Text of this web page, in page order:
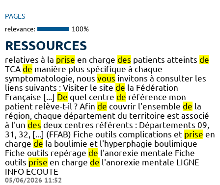
PAGES
relevance: 100%
RESSOURCES
relatives à la prise en charge des patients atteints de
TCA de manière plus spécifique à chaque
symptomatologie, nous vous invitons à consulter les
liens suivants : Visiter le site de la Fédération
Française [...] De quel centre de référence mon
patient relève-t-il ? Afin de couvrir l'ensemble de la
région, chaque département du territoire est associé
à l'un des deux centres référents : Départements 09,
31, 32, [...] (FFAB) Fiche outils complications et prise en
charge de la boulimie et l'hyperphagie boulimique
Fiche outils repérage de l'anorexie mentale Fiche
outils prise en charge de l'anorexie mentale LIGNE
INFO ECOUTE
05/06/2026 11:52